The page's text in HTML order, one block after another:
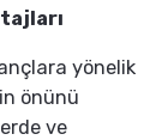
yönelik
önünü
ve